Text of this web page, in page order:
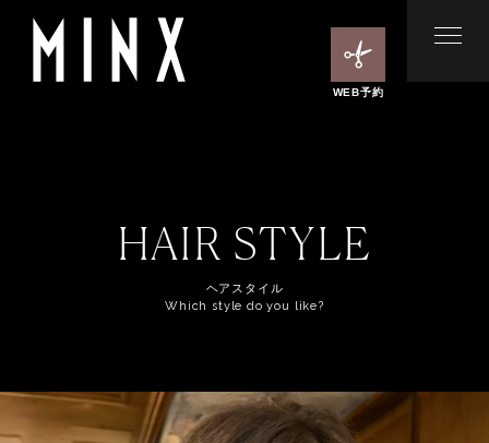
WEB予約
HAIR STYLE
ヘアスタイル
Which style do you like?